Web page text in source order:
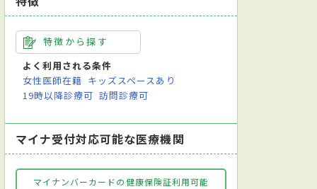
特徴から探す
よく利用される条件
女性医師在籍 キッズスペースあり
19時以降診療可 訪問診療可
マイナ受付対応可能な医療機関
マイナンバーカードの健康保険証利用可能